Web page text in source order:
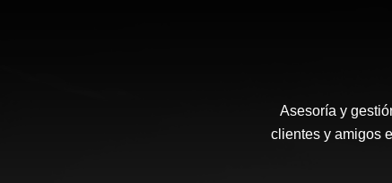
Asesoría y
clientes y amigos